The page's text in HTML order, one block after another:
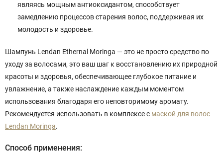
являясь мощным антиоксидантом, способствует
замедлению процессов старения волос, поддерживая их
молодость и здоровье.
Шампунь Lendan Ethernal Moringa — это не просто средство по
уходу за волосами, это ваш шаг к восстановлению их природной
красоты и здоровья, обеспечивающее глубокое питание и
увлажнение, а также наслаждение каждым моментом
использования благодаря его неповторимому аромату.
Рекомендуется использовать в комплексе с маской для волос
Lendan Moringa.
Способ применения: